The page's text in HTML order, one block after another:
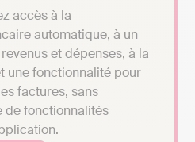
accès à la
automatique, à un
et dépenses, à la
une fonctionnalité pour
factures, sans
de fonctionnalités